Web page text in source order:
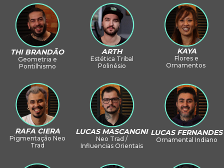
THI BRANDÃO
Geometria e
Pontilhismo
ARTH
Estética Tribal
Polinésio
KAYA
Flores e
Ornamentos
RAFA CIERA
Pigmentação Neo
Trad
LUCAS MASCANGNI
Neo Trad /
Influencias Orientais
LUCAS FERNANDES
Ornamental Indiano